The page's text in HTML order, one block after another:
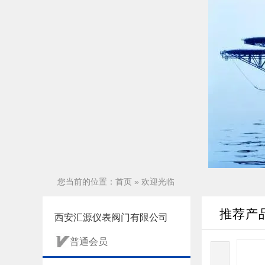
您当前的位置： 首页 » 欢迎光临
西安汇源仪表阀门有限公司
普通会员
推荐产